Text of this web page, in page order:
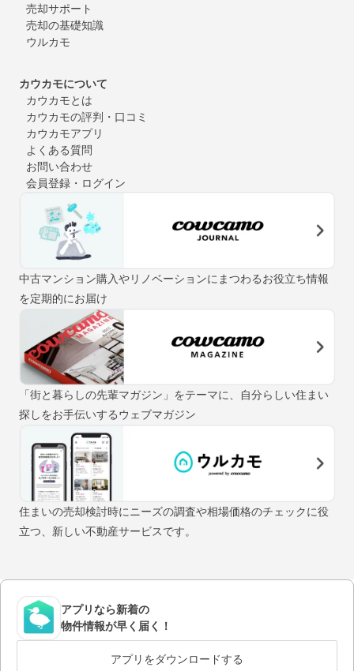
売却サポート
売却の基礎知識
ウルカモ
カウカモについて
カウカモとは
カウカモの評判・口コミ
カウカモアプリ
よくある質問
お問い合わせ
会員登録・ログイン
中古マンション購入やリノベーションにまつわるお役立ち情報
を定期的にお届け
「街と暮らしの先輩マガジン」をテーマに、自分らしい住まい
探しをお手伝いするウェブマガジン
住まいの売却検討時にニーズの調査や相場価格のチェックに役
立つ、新しい不動産サービスです。
アプリなら新着の
物件情報が早く届く！
アプリをダウンロードする